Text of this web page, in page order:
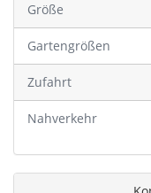
Größe
Gartengrößen
Zufahrt
Nahverkehr